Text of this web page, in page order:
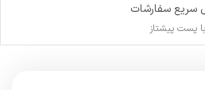
سریع سفارشات
با پست پیشتاز